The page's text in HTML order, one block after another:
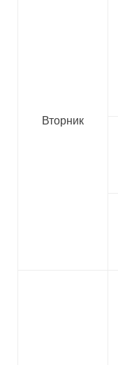
Вторник